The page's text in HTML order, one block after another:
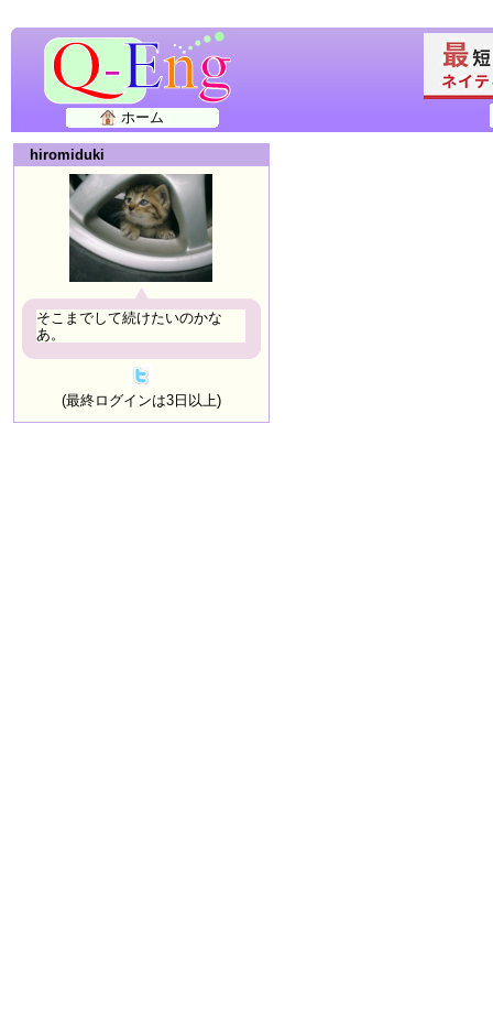
ホーム
hiromiduki
そこまでして続けたいのかな
あ。
(最終ログインは3日以上)